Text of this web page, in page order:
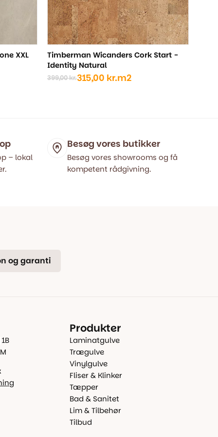
XXL
Timberman Wicanders Cork Start -
Identity Natural
399,00kr.
Den
315,00 kr.
Den
m2
– lokal
Besøg vores butikker
Besøg vores showrooms og få
kompetent rådgivning.
og garanti
Produkter
Laminatgulve
Trægulve
Vinylgulve
Fliser & Klinker
Tæpper
Bad & Sanitet
Lim & Tilbehør
Tilbud